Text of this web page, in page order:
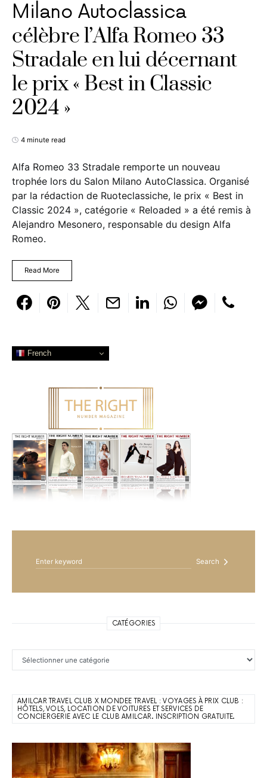
Milano Autoclassica
célèbre l’Alfa Romeo 33
Stradale en lui décernant
le prix « Best in Classic
2024 »
4 minute read
Alfa Romeo 33 Stradale remporte un nouveau
trophée lors du Salon Milano AutoClassica. Organisé
par la rédaction de Ruoteclassiche, le prix « Best in
Classic 2024 », catégorie « Reloaded » a été remis à
Alejandro Mesonero, responsable du design Alfa
Romeo.
Read More
French
Search
CATÉGORIES
AMILCAR TRAVEL CLUB X MONDEE TRAVEL : VOYAGES À PRIX CLUB :
HÔTELS, VOLS, LOCATION DE VOITURES ET SERVICES DE
CONCIERGERIE AVEC LE CLUB AMILCAR. INSCRIPTION GRATUITE.